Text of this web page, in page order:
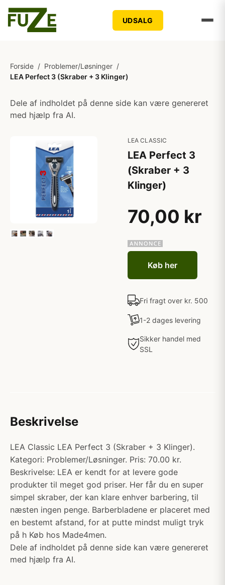
UDSALG
Forside / Problemer/Løsninger /
LEA Perfect 3 (Skraber + 3 Klinger)
Dele af indholdet på denne side kan være genereret
med hjælp fra AI.
LEA CLASSIC
LEA Perfect 3
(Skraber + 3
Klinger)
70,00 kr
Køb her
Fri fragt over kr. 500
1-2 dages levering
Sikker handel med
SSL
Beskrivelse
LEA Classic LEA Perfect 3 (Skraber + 3 Klinger).
Kategori: Problemer/Løsninger. Pris: 70.00 kr.
Beskrivelse: LEA er kendt for at levere gode
produkter til meget god priser. Her får du en super
simpel skraber, der kan klare enhver barbering, til
næsten ingen penge. Barberbladene er placeret med
en bestemt afstand, for at putte mindst muligt tryk
på h Køb hos Made4men.
Dele af indholdet på denne side kan være genereret
med hjælp fra AI.